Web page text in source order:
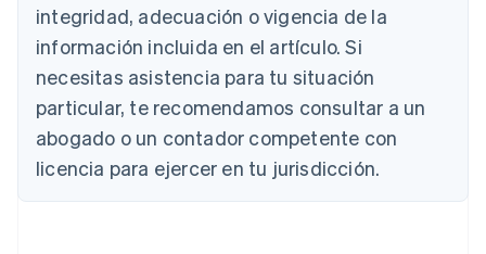
integridad, adecuación o vigencia de la
información incluida en el artículo. Si
necesitas asistencia para tu situación
particular, te recomendamos consultar a un
abogado o un contador competente con
licencia para ejercer en tu jurisdicción.
Bélgica
NederlandsFrançaisDeutschEnglish
Brasil
Português English
Bulgaria
English
Canadá
English Français
China continental